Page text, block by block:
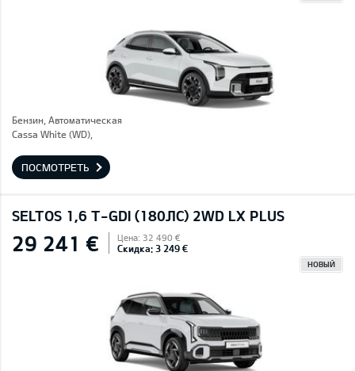
Бензин, Автоматическая
Cassa White (WD),
ПОСМОТРЕТЬ
SELTOS 1,6 T-GDI (180ЛС) 2WD LX PLUS
29 241 € Цена: 32 490 €
Скидка: 3 249 €
НОВЫЙ